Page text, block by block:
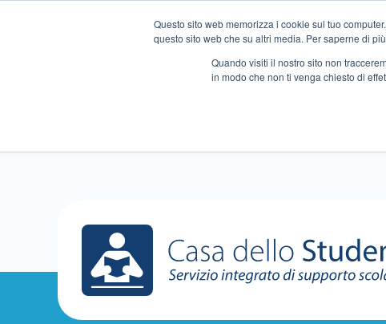
Questo sito web memorizza i cookie sul tuo
questo sito web che su altri media. Per saperne di
Quando visiti il ​​nostro sito non
in modo che non ti venga chiesto di